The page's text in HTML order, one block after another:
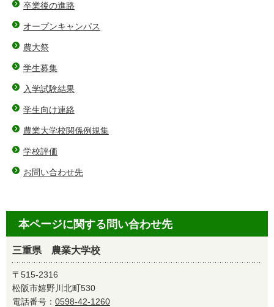
卒業後の進路
オープンキャンパス
農大祭
学生募集
入学試験結果
学生向け連絡
農業大学校関係例規集
学校評価
お問い合わせ先
本ページに関する問い合わせ先
三重県 農業大学校
〒515-2316
松阪市嬉野川北町530
電話番号： 0598-42-1260